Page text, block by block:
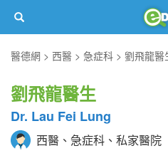
醫德網
西醫 急症科 劉飛龍醫
劉飛龍醫生
Dr. Lau Fei Lung
西醫、急症科、私家醫院